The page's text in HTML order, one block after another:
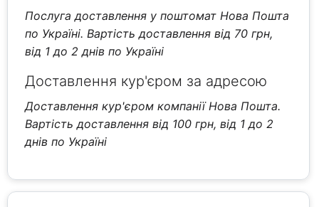
Послуга доставлення у поштомат Нова Пошта
по Україні. Вартість доставлення від 70 грн,
від 1 до 2 днів по Україні
Доставлення кур'єром за адресою
Доставлення кур'єром компанії Нова Пошта.
Вартість доставлення від 100 грн, від 1 до 2
днів по Україні